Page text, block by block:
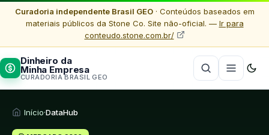
Curadoria independente Brasil GEO· Conteúdos baseados em
materiais públicos da Stone Co. Site não-oficial. — Ir para
conteudo.stone.com.br/
Dinheiro da
Minha Empresa
CURADORIA BRASIL GEO
Início·DataHub